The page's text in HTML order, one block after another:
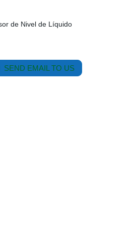
de Nivel de Líquido
SEND EMAIL TO US